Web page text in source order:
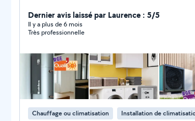
électrique, vmc double flux (...) avec artisan local
Rge, Qualisol, Qualipac, Qualifelec, Qualipv,
IRVE. Etude technique et Devis GRATUITS, sans
Meilleures marques PAC, climatisation et VMC :
Atlantic, Daikin, Hitachi, Ariston, Geco,
Dernier avis laissé par Laurence : 5/5
Il y a plus de 6 mois
Très professionnelle
Chauffage ou climatisation Installation de